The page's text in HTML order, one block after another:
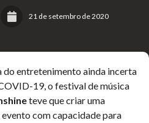
21 de setembro de 2020
do entretenimento ainda incerta
19, o festival de música
teve que criar uma
com capacidade para